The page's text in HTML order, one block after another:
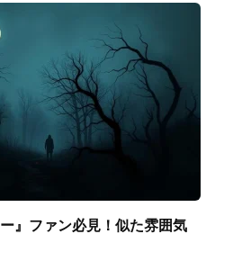
ー』ファン必見！似た雰囲気